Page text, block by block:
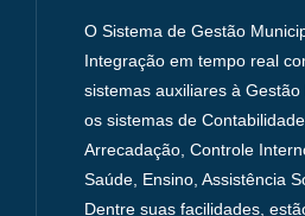
O Sistema de Gestão
Integração em tempo real
sistemas auxiliares à
os sistemas de
Arrecadação, Controle
Saúde, Ensino, Assistência
Dentre suas facilidades,